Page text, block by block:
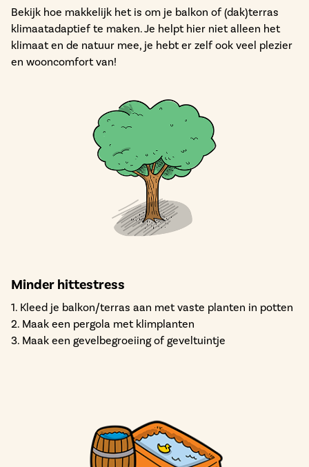
Bekijk hoe makkelijk het is om je balkon of (dak)terras
klimaatadaptief te maken. Je helpt hier niet alleen het
klimaat en de natuur mee, je hebt er zelf ook veel plezier
en wooncomfort van!
Minder hittestress
1. Kleed je balkon/terras aan met vaste planten in potten
2. Maak een pergola met klimplanten
3. Maak een gevelbegroeiing of geveltuintje